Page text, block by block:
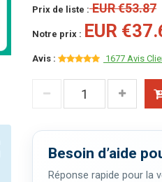
Prix de liste :EUR €53.87
Notre prix : EUR
Avis : 1677 Avis
Besoin d’aide
Réponse rapide pour la